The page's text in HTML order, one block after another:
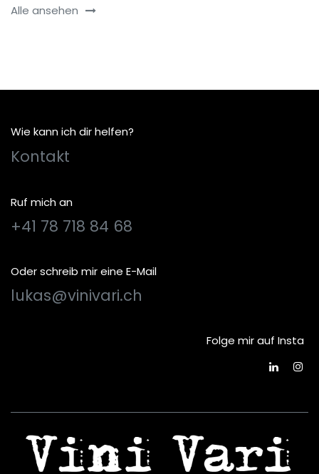
Alle ansehen
Wie kann ich dir helfen?
Kontakt
Ruf mich an
+41 78 718 84 68
Oder schreib mir eine E-Mail
lukas@vinivari.ch
Folge mir auf Insta